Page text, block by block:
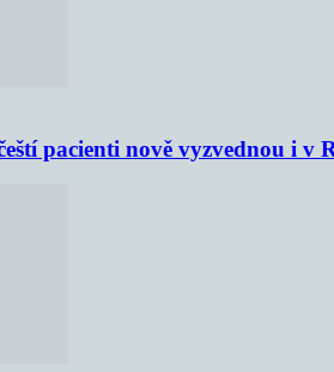
pacienti nově vyzvednou i v